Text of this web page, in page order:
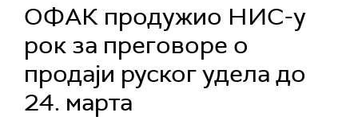
ОФАК продужио НИС-у
рок за преговоре о
продаји руског удела до
24. марта